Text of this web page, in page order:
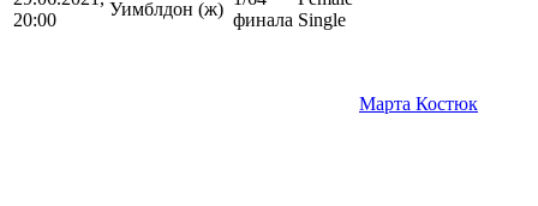
20:00
Уимблдон (ж)
финала Single
Марта Костюк